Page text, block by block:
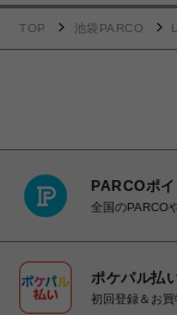
TOP 池袋PARCO
PARCOポイ
全国のPARCO
ポケパル払
初回登録＆お